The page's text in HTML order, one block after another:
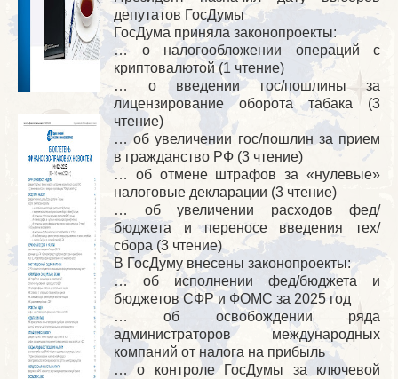
депутатов ГосДумы
ГосДума приняла законопроекты:
… о налогообложении операций с
криптовалютой (1 чтение)
… о введении гос/пошлины за
лицензирование оборота табака (3
чтение)
… об увеличении гос/пошлин за прием
в гражданство РФ (3 чтение)
… об отмене штрафов за «нулевые»
налоговые декларации (3 чтение)
… об увеличении расходов фед/
бюджета и переносе введения тех/
сбора (3 чтение)
В ГосДуму внесены законопроекты:
… об исполнении фед/бюджета и
бюджетов СФР и ФОМС за 2025 год
… об освобождении ряда
администраторов международных
компаний от налога на прибыль
… о контроле ГосДумы за ключевой